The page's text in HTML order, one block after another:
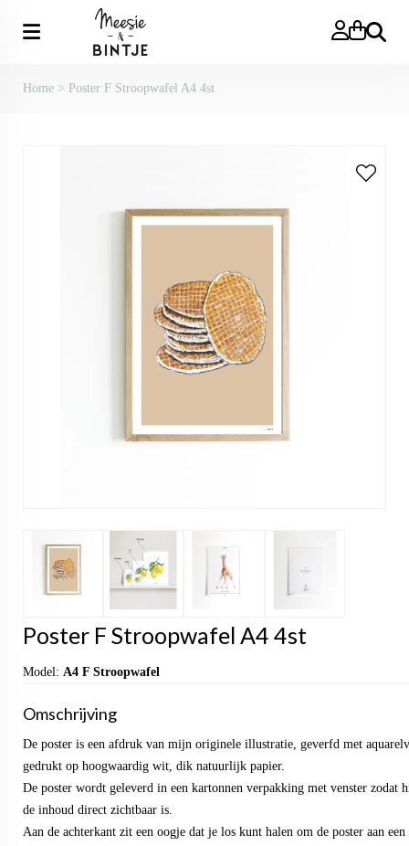
Zoeken
Home > Poster F Stroopwafel A4 4st
Poster F Stroopwafel A4 4st
Model: A4 F Stroopwafel
Omschrijving
De poster is een afdruk van mijn originele illustratie, geverfd met
gedrukt op hoogwaardig wit, dik natuurlijk papier.
De poster wordt geleverd in een kartonnen verpakking met venster
de inhoud direct zichtbaar is.
Aan de achterkant zit een oogje dat je los kunt halen om de poster aan